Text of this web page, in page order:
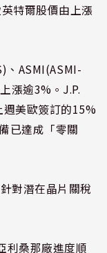
特爾股價由上漲
、ASMI(ASMI-
漲逾3%。J.P.
美歐簽訂的15%
已達成「零關
對潛在晶片關稅
利桑那廠進度順